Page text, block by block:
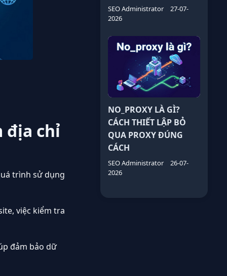
địa chỉ
trình sử dụng
việc kiểm tra
đảm bảo dữ
SEO Administrator
27-07-
2026
NO_PROXY LÀ GÌ?
CÁCH THIẾT LẬP BỎ
QUA PROXY ĐÚNG
CÁCH
SEO Administrator
26-07-
2026